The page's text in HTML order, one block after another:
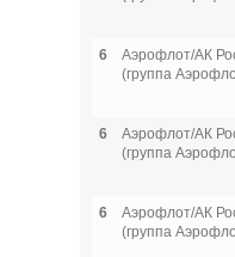
6
Аэрофлот/АК
(группа
6
Аэрофлот/АК
(группа
6
Аэрофлот/АК
(группа